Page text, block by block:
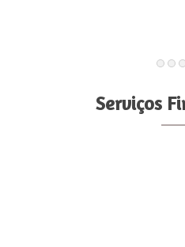
Serviços